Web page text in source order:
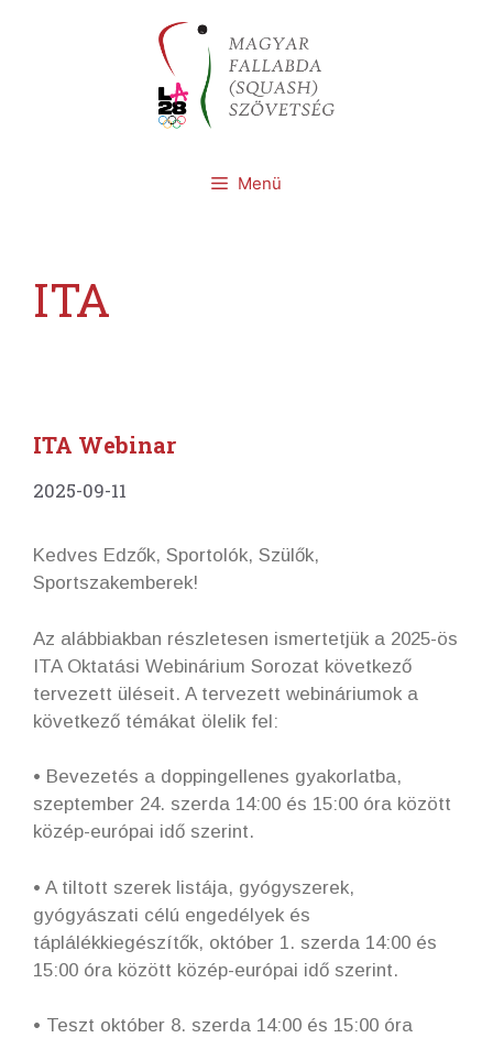
Menü
ITA
ITA Webinar
2025-09-11
Kedves Edzők, Sportolók, Szülők,
Sportszakemberek!
Az alábbiakban részletesen ismertetjük a 2025-ös
ITA Oktatási Webinárium Sorozat következő
tervezett üléseit. A tervezett webináriumok a
következő témákat ölelik fel:
• Bevezetés a doppingellenes gyakorlatba,
szeptember 24. szerda 14:00 és 15:00 óra között
közép-európai idő szerint.
• A tiltott szerek listája, gyógyszerek,
gyógyászati ​​célú engedélyek és
táplálékkiegészítők, október 1. szerda 14:00 és
15:00 óra között közép-európai idő szerint.
• Teszt október 8. szerda 14:00 és 15:00 óra